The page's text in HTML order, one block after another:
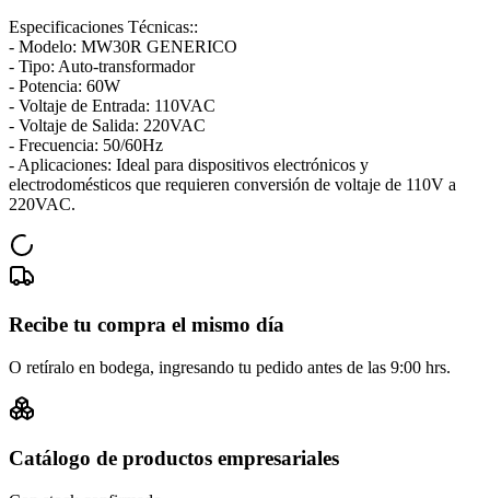
Especificaciones Técnicas::
- Modelo: MW30R GENERICO
- Tipo: Auto-transformador
- Potencia: 60W
- Voltaje de Entrada: 110VAC
- Voltaje de Salida: 220VAC
- Frecuencia: 50/60Hz
- Aplicaciones: Ideal para dispositivos electrónicos y
electrodomésticos que requieren conversión de voltaje de 110V a
220VAC.
Recibe tu compra el mismo día
O retíralo en bodega, ingresando tu pedido antes de las 9:00 hrs.
Catálogo de productos empresariales